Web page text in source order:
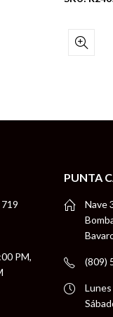
PM,
PUNTA
Nave
(809)